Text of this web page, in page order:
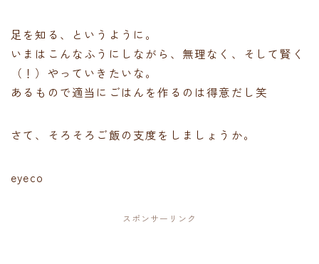
足を知る、というように。
いまはこんなふうにしながら、無理なく、そして賢く
（！）やっていきたいな。
あるもので適当にごはんを作るのは得意だし笑
さて、そろそろご飯の支度をしましょうか。
eyeco
スポンサーリンク